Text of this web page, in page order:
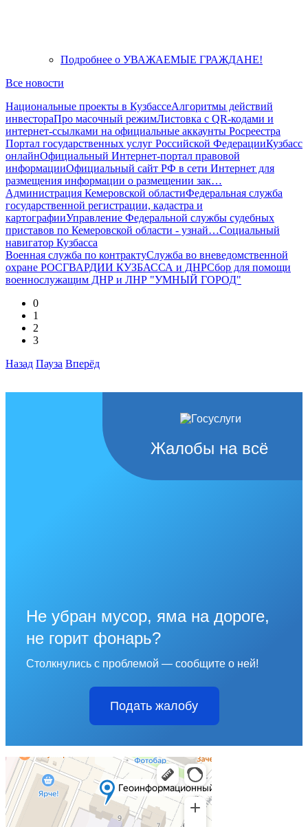
Подробнее о УВАЖАЕМЫЕ ГРАЖДАНЕ!
Все новости
Национальные проекты в КузбассеАлгоритмы действий
инвестораПро масочный режимЛистовка с QR-кодами и
интернет-ссылками на официальные аккаунты Росреестра
Портал государственных услуг Российской ФедерацииКузбасс
онлайнОфициальный Интернет-портал правовой
информацииОфициальный сайт РФ в сети Интернет для
размещения информации о размещении зак…
Администрация Кемеровской областиФедеральная служба
государственной регистрации, кадастра и
картографииУправление Федеральной службы судебных
приставов по Кемеровской области - узнай…Социальный
навигатор Кузбасса
Военная служба по контрактуСлужба во вневедомственной
охране РОСГВАРДИИ КУЗБАССА и ДНРСбор для помощи
военнослужащим ДНР и ЛНР "УМНЫЙ ГОРОД"
0
1
2
3
Назад Пауза Вперёд
Жалобы на всё
Не убран мусор, яма на дороге,
не горит фонарь?
Столкнулись с проблемой — сообщите о ней!
Подать жалобу